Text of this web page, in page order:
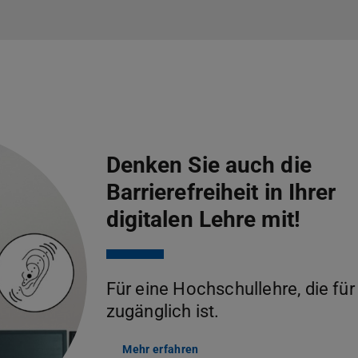
Denken Sie auch die
Barrierefreiheit in Ihrer
digitalen Lehre mit!
Für eine Hochschullehre, die
zugänglich ist.
Mehr erfahren